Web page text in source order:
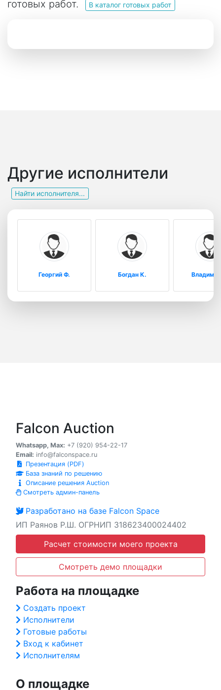
готовых работ.
В каталог готовых работ
Другие исполнители
Найти исполнителя...
Георгий Ф. Богдан К.
Falcon Auction
Whatsapp, Max: +7 (920) 954-22-17
Email: info@falconspace.ru
Презентация (PDF)
База знаний по решению
Описание решения Auction
Смотреть админ-панель
Разработано на базе Falcon Space
ИП Раянов Р.Ш. ОГРНИП 318623400024402
Расчет стоимости моего проекта
Смотреть демо площадки
Работа на площадке
Создать проект
Исполнители
Готовые работы
Вход к кабинет
Исполнителям
О площадке